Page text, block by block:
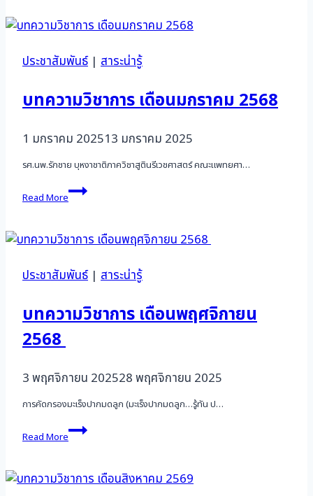
2568
ประชาสัมพันธ์| สาระน่ารู้
บทความวิชาการ เดือนมกราคม 2568
1 มกราคม 202513 มกราคม 2025
รศ.นพ.รักชาย บุหงาชาติภาควิชาสูตินรีเวชศาสตร์ คณะแพทยศา…
Read More
บทความ
วิชาการ
2568
ประชาสัมพันธ์| สาระน่ารู้
บทความวิชาการ เดือนพฤศจิกายน
2568
3 พฤศจิกายน 202528 พฤศจิกายน 2025
การคัดกรองมะเร็งปากมดลูก (มะเร็งปากมดลูก…รู้ทัน ป…
Read More
บทความ
วิชาการ
พฤศจิกายน
2568